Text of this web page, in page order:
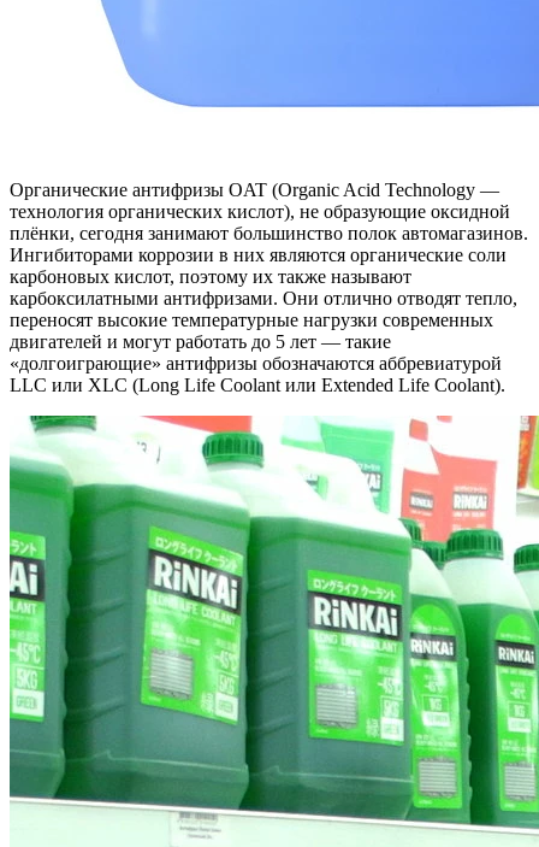
Органические антифризы OAT (Organic Acid Technology —
технология органических кислот), не образующие оксидной
плёнки, сегодня занимают большинство полок автомагазинов.
Ингибиторами коррозии в них являются органические соли
карбоновых кислот, поэтому их также называют
карбоксилатными антифризами. Они отлично отводят тепло,
переносят высокие температурные нагрузки современных
двигателей и могут работать до 5 лет — такие
«долгоиграющие» антифризы обозначаются аббревиатурой
LLC или XLC (Long Life Coolant или Extended Life Coolant).